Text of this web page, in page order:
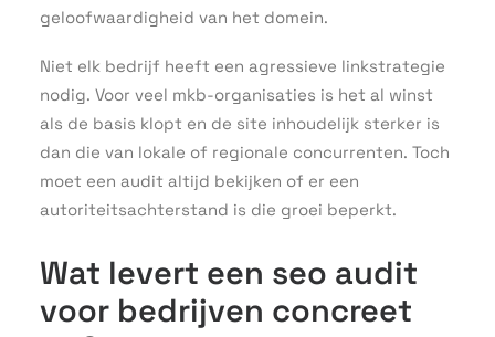
geloofwaardigheid van het domein.
Niet elk bedrijf heeft een agressieve linkstrategie
nodig. Voor veel mkb-organisaties is het al winst
als de basis klopt en de site inhoudelijk sterker is
dan die van lokale of regionale concurrenten. Toch
moet een audit altijd bekijken of er een
autoriteitsachterstand is die groei beperkt.
Wat levert een seo audit
voor bedrijven concreet